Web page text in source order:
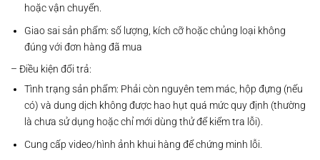
hoặc vận chuyển.
Giao sai sản phẩm: số lượng, kích cỡ hoặc chủng loại không
đúng với đơn hàng đã mua
– Điều kiện đổi trả:
Tình trạng sản phẩm: Phải còn nguyên tem mác, hộp đựng (nếu
có) và dung dịch không được hao hụt quá mức quy định (thường
là chưa sử dụng hoặc chỉ mới dùng thử để kiểm tra lỗi).
Cung cấp video/hình ảnh khui hàng để chứng minh lỗi.